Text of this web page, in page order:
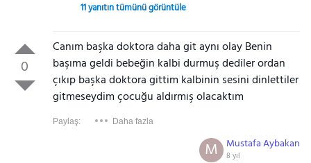
11 yanıtın tümünü görüntüle
0
Canım başka doktora daha git aynı olay Benin
başıma geldi bebeğin kalbi durmuş dediler ordan
çıkıp başka doktora gittim kalbinin sesini dinlettiler
gitmeseydim çocuğu aldırmış olacaktım
Paylaş: Daha fazla
Mustafa Aybakan
8 yıl
M